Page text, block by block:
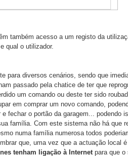
também acesso a um registo da
qual o utilizador.
para diversos cenários, sendo que
passado pela chatice de ter que
um comando ou deste ter sido
em comprar um novo comando,
fechar o portão da garagem... podendo
família. Com este sistema não há que
numa família numerosa todos
que, uma vez que a actuação local
tenham ligação à Internetpara que o